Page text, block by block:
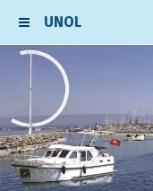
UNOL